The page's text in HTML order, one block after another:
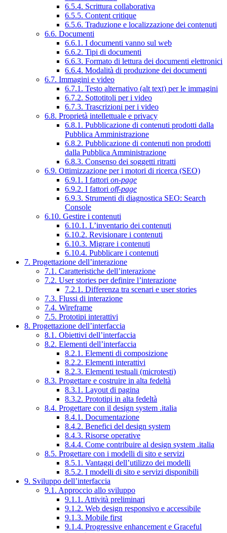
6.5.4. Scrittura collaborativa
6.5.5. Content critique
6.5.6. Traduzione e localizzazione dei contenuti
6.6. Documenti
6.6.1. I documenti vanno sul web
6.6.2. Tipi di documenti
6.6.3. Formato di lettura dei documenti elettronici
6.6.4. Modalità di produzione dei documenti
6.7. Immagini e video
6.7.1. Testo alternativo (alt text) per le immagini
6.7.2. Sottotitoli per i video
6.7.3. Trascrizioni per i video
6.8. Proprietà intellettuale e privacy
6.8.1. Pubblicazione di contenuti prodotti dalla
Pubblica Amministrazione
6.8.2. Pubblicazione di contenuti non prodotti
dalla Pubblica Amministrazione
6.8.3. Consenso dei soggetti ritratti
6.9. Ottimizzazione per i motori di ricerca (SEO)
6.9.1. I fattori on-page
6.9.2. I fattori off-page
6.9.3. Strumenti di diagnostica SEO: Search
Console
6.10. Gestire i contenuti
6.10.1. L’inventario dei contenuti
6.10.2. Revisionare i contenuti
6.10.3. Migrare i contenuti
6.10.4. Pubblicare i contenuti
7. Progettazione dell’interazione
7.1. Caratteristiche dell’interazione
7.2. User stories per definire l’interazione
7.2.1. Differenza tra scenari e user stories
7.3. Flussi di interazione
7.4. Wireframe
7.5. Prototipi interattivi
8. Progettazione dell’interfaccia
8.1. Obiettivi dell’interfaccia
8.2. Elementi dell’interfaccia
8.2.1. Elementi di composizione
8.2.2. Elementi interattivi
8.2.3. Elementi testuali (microtesti)
8.3. Progettare e costruire in alta fedeltà
8.3.1. Layout di pagina
8.3.2. Prototipi in alta fedeltà
8.4. Progettare con il design system .italia
8.4.1. Documentazione
8.4.2. Benefici del design system
8.4.3. Risorse operative
8.4.4. Come contribuire al design system .italia
8.5. Progettare con i modelli di sito e servizi
8.5.1. Vantaggi dell’utilizzo dei modelli
8.5.2. I modelli di sito e servizi disponibili
9. Sviluppo dell’interfaccia
9.1. Approccio allo sviluppo
9.1.1. Attività preliminari
9.1.2. Web design responsivo e accessibile
9.1.3. Mobile first
9.1.4. Progressive enhancement e Graceful